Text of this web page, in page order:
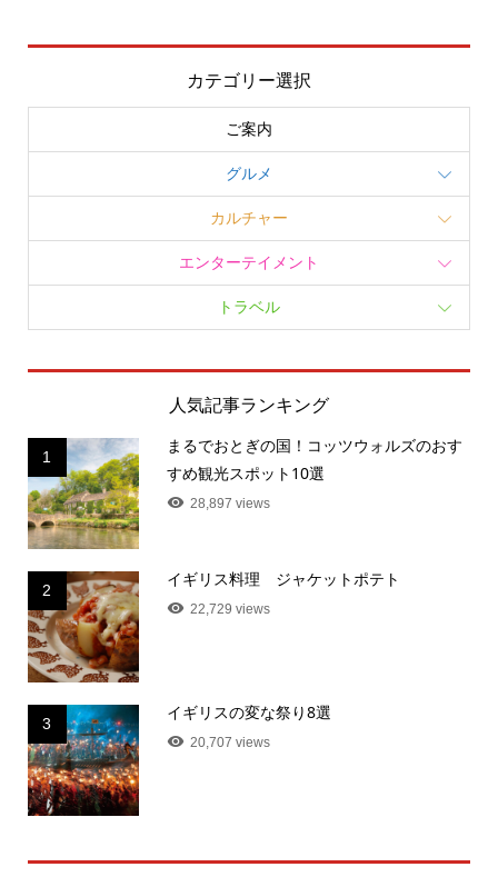
カテゴリー選択
ご案内
グルメ
カルチャー
エンターテイメント
トラベル
人気記事ランキング
1
まるでおとぎの国！コッツウォルズのおす
すめ観光スポット10選
28,897 views
2
イギリス料理 ジャケットポテト
22,729 views
3
イギリスの変な祭り8選
20,707 views